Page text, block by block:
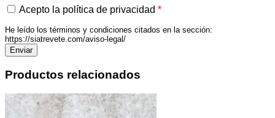
Acepto la política de privacidad *
He leído los términos y condiciones citados en la sección:
https://siatrevete.com/aviso-legal/
Productos relacionados